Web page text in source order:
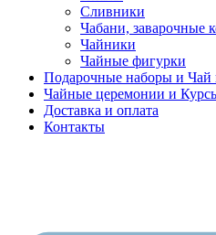
Сливники
Чабани, заварочные
Чайники
Чайные фигурки
Подарочные наборы и Чай
Чайные церемонии и
Доставка и оплата
Контакты